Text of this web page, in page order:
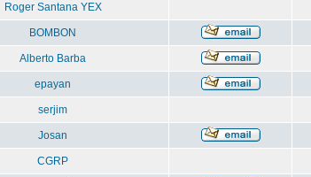
Roger Santana YEX
BOMBON
Alberto Barba
epayan
serjim
Josan
CGRP